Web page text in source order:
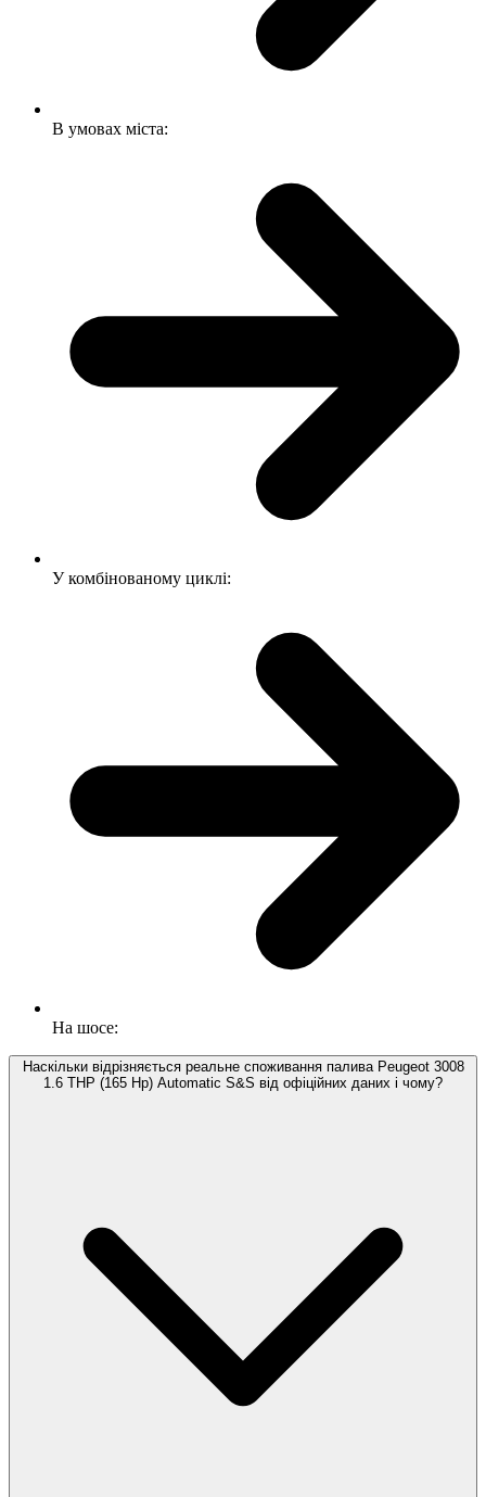
В умовах міста:
У комбінованому циклі:
На шосе:
Наскільки відрізняється реальне споживання палива Peugeot 3008
1.6 THP (165 Hp) Automatic S&S від офіційних даних і чому?